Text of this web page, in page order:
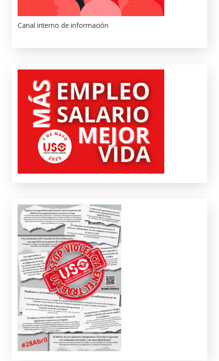
Canal interno de información